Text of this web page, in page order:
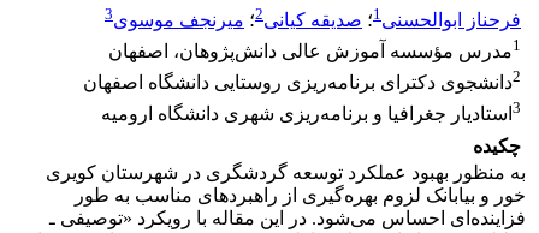
فرحناز ابوالحسنی1؛ صدیقه کیانی2؛ میرنجف موسوی3
1مدرس مؤسسه آموزش عالی دانش‌پژوهان، اصفهان
2دانشجوی دکترای برنامه‌ریزی روستایی دانشگاه اصفهان
3 استادیار جغرافیا و برنامه‌ریزی شهری دانشگاه ارومیه
چکیده
به منظور بهبود عملکرد توسعه گردشگری در شهرستان کویری
خور و بیابانک لزوم بهره‌گیری از راهبردهای مناسب به طور
فزاینده‌ای احساس می‌شود. در این مقاله با رویکرد «توصیفی ـ